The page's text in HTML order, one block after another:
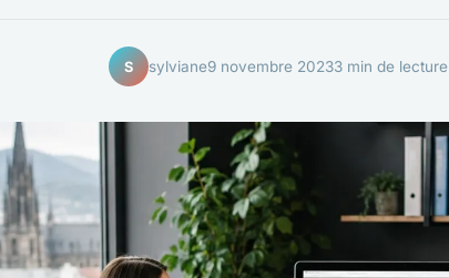
S sylviane9 novembre 20233 min de lecture